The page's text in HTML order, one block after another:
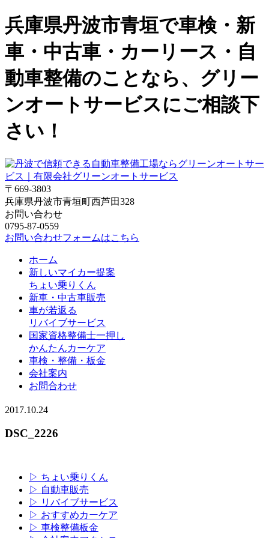
兵庫県丹波市青垣で車検・新
車・中古車・カーリース・自
動車整備のことなら、グリー
ンオートサービスにご相談下
さい！
〒669-3803
兵庫県丹波市青垣町西芦田328
お問い合わせ
0795-87-0559
お問い合わせフォームはこちら
ホーム
新しいマイカー提案
ちょい乗りくん
新車・中古車販売
車が若返る
リバイブサービス
国家資格整備士一押し
かんたんカーケア
車検・整備・板金
会社案内
お問合わせ
2017.10.24
DSC_2226
▷ ちょい乗りくん
▷ 自動車販売
▷ リバイブサービス
▷ おすすめカーケア
▷ 車検整備板金